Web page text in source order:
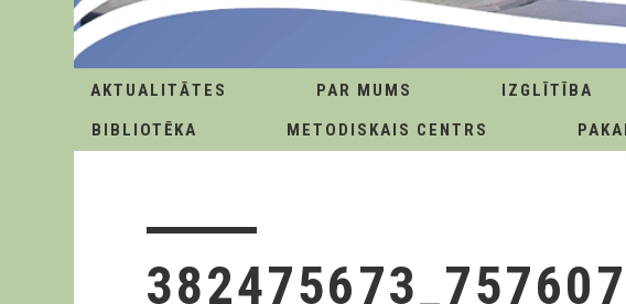
AKTUALITĀTES PAR MUMS IZGLĪTĪBA
BIBLIOTĒKA
METODISKAIS CENTRS